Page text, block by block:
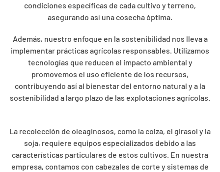
condiciones específicas de cada cultivo y terreno,
asegurando así una cosecha óptima.
Además, nuestro enfoque en la sostenibilidad nos lleva a
implementar prácticas agrícolas responsables. Utilizamos
tecnologías que reducen el impacto ambiental y
promovemos el uso eficiente de los recursos,
contribuyendo así al bienestar del entorno natural y a la
sostenibilidad a largo plazo de las explotaciones agrícolas.
La recolección de oleaginosos, como la colza, el girasol y la
soja, requiere equipos especializados debido a las
características particulares de estos cultivos. En nuestra
empresa, contamos con cabezales de corte y sistemas de